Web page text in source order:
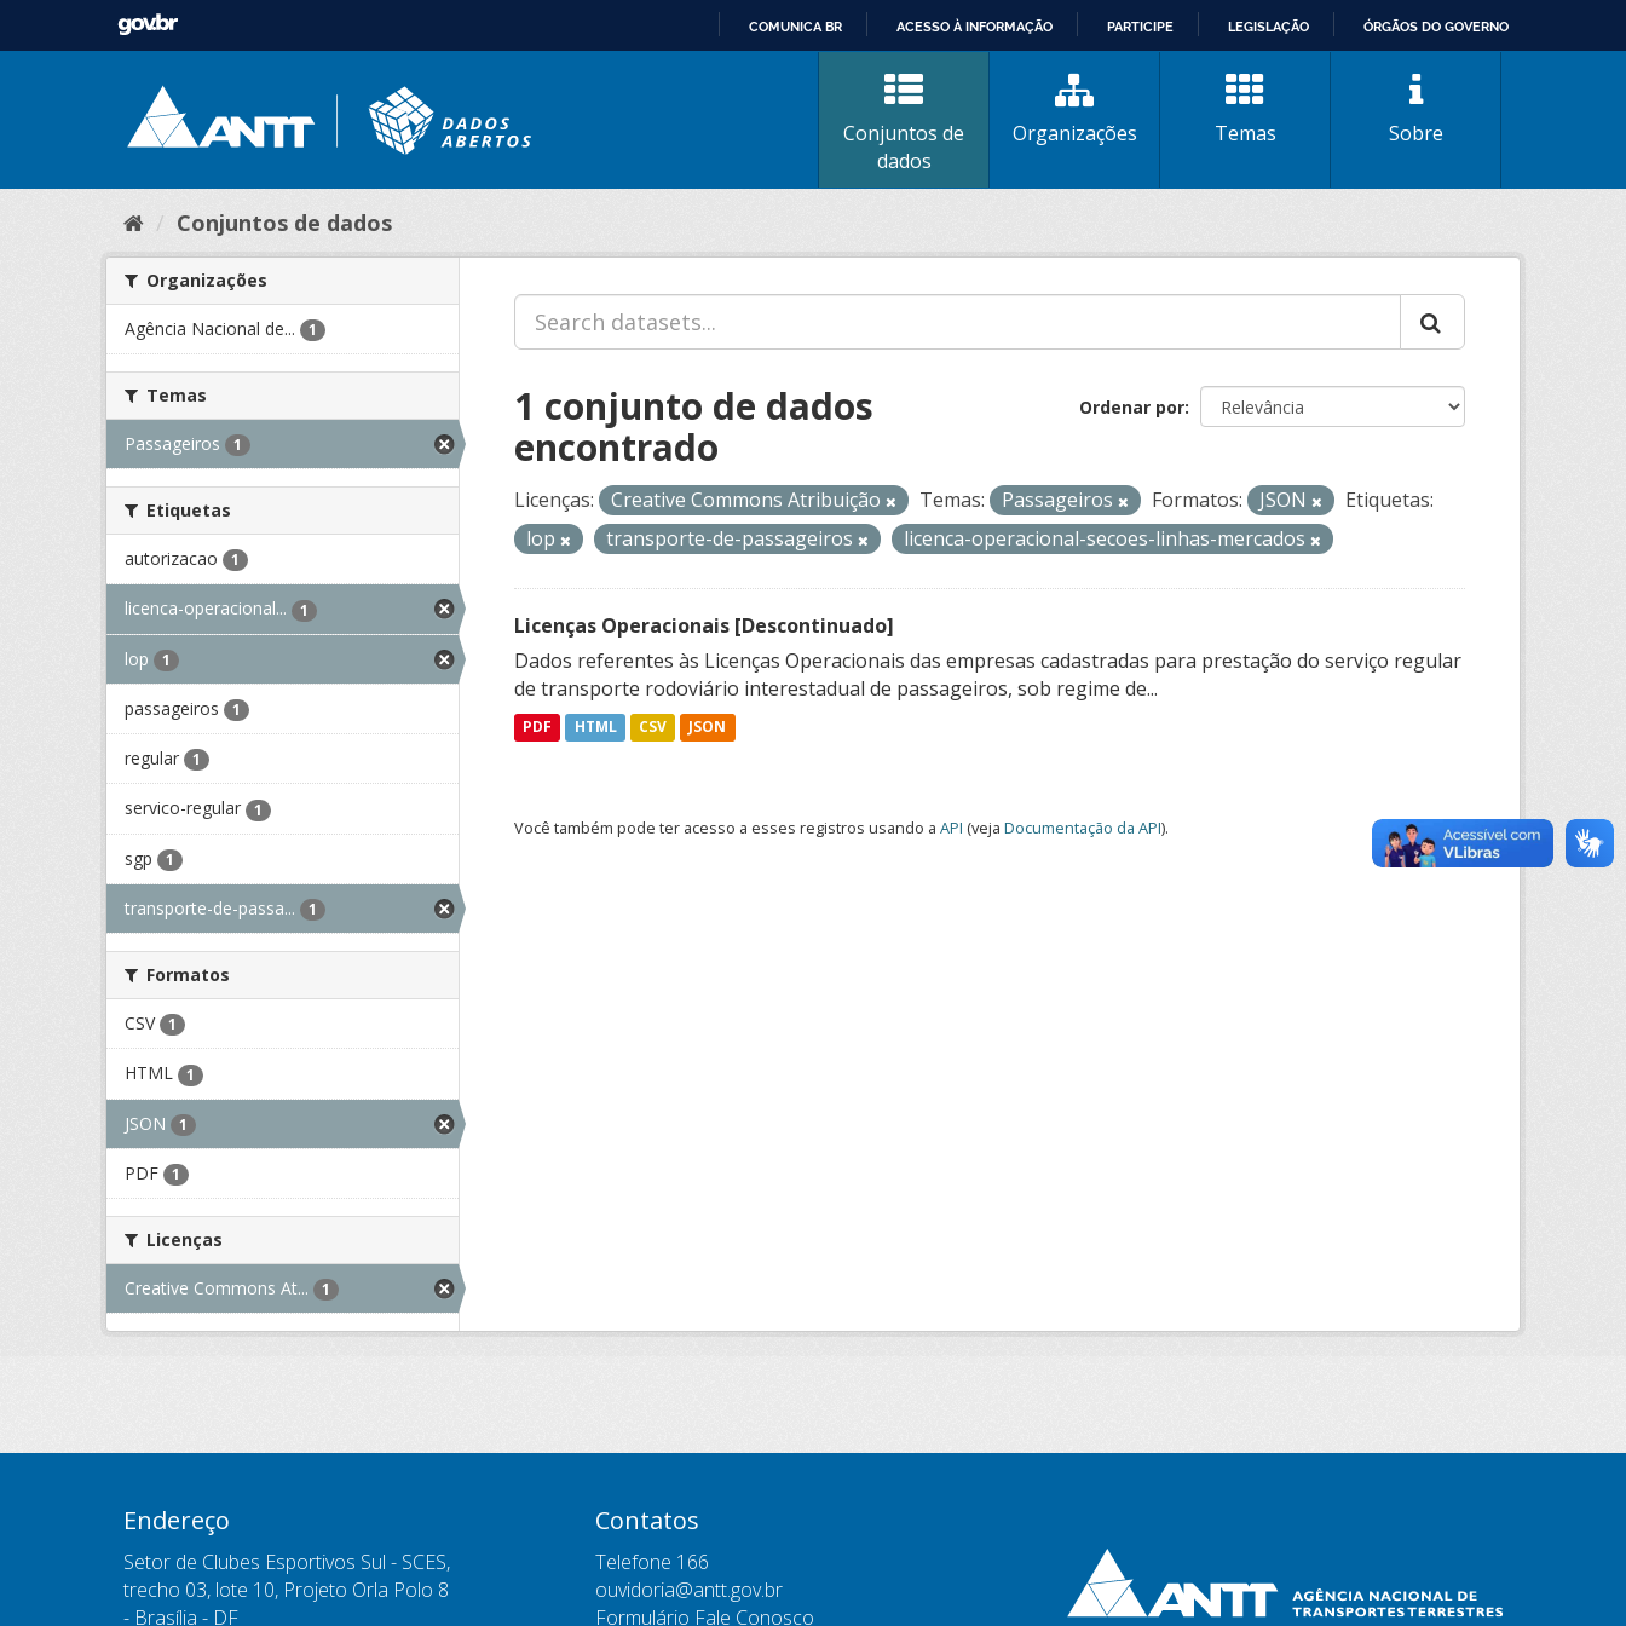
CONTEÚDO
COMUNICA BR ACESSO À INFORMAÇÃO PARTICIPE LEGISLAÇÃO ÓRGÃOS DO GOVERNO
Conjuntos de
dados
Organizações Temas Sobre
Conjuntos de dados
Organizações
Agência Nacional de... 1
Temas
Passageiros 1
Etiquetas
autorizacao 1
licenca-operacional... 1
lop 1
passageiros 1
regular 1
servico-regular 1
sgp 1
transporte-de-passa... 1
Formatos
CSV 1
HTML 1
JSON 1
PDF 1
Licenças
Creative Commons At... 1
Ordenar por
1 conjunto de dados
encontrado
Licenças: Creative Commons Atribuição Temas: Passageiros Formatos: JSON
Etiquetas:
lop
transporte-de-passageiros licenca-operacional-secoes-linhas-mercados
Licenças Operacionais [Descontinuado]
Dados referentes às Licenças Operacionais das empresas cadastradas para prestação do serviço regular
de transporte rodoviário interestadual de passageiros, sob regime de...
PDF HTML CSV JSON
Você também pode ter acesso a esses registros usando a API (veja Documentação da API).
Endereço
Setor de Clubes Esportivos Sul - SCES,
trecho 03, lote 10, Projeto Orla Polo 8
- Brasília - DF
Contatos
Telefone 166
ouvidoria@antt.gov.br
Formulário Fale Conosco